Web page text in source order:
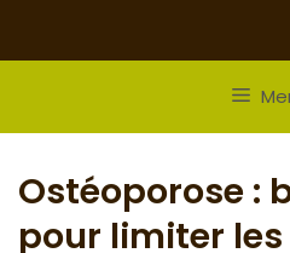
Ostéoporose :
pour limiter